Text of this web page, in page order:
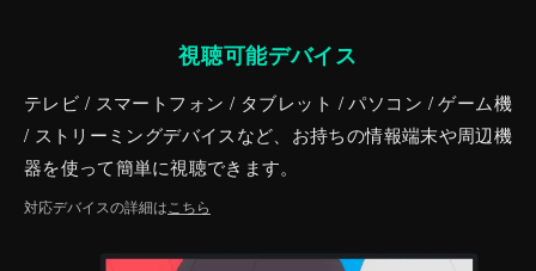
視聴可能デバイス
テレビ / スマートフォン / タブレット / パソコン / ゲーム機
/ ストリーミングデバイスなど、お持ちの情報端末や周辺機
器を使って簡単に視聴できます。
対応デバイスの詳細は こちら